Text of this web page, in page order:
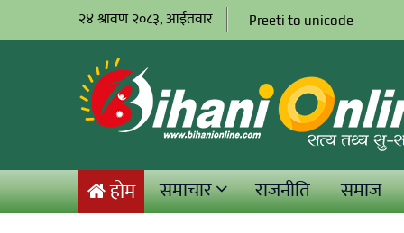
२४ श्रावण २०८३, आईतवार Preeti to unicode
होम समाचार राजनीति समाज